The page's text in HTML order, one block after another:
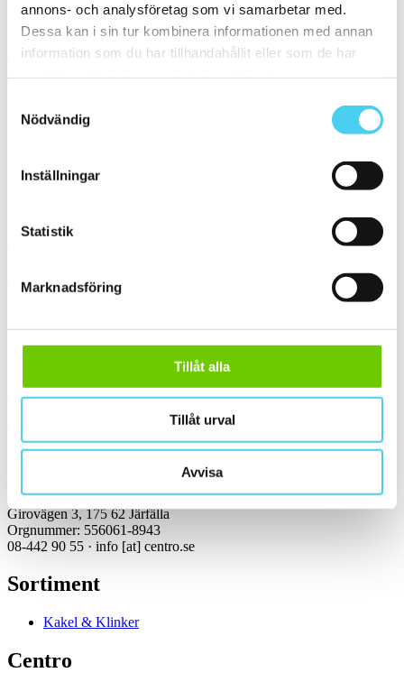
annons- och analysföretag som vi samarbetar med.
Dessa kan i sin tur kombinera informationen med annan
information som du har tillhandahållit eller som de har
Nödvändig
Inställningar
Statistik
Marknadsföring
Tillåt alla
Tillåt urval
Avvisa
Sortera
eller gör om din sökning.
Webbshop
brett utbud till riktigt bra priser.
Med över 30 år i branschen är vi experter på allt inom kakel och
Kakel & klinker
Kontakt
Kundservice Konsument
Öppettider:
Mejl:info[at]centro.se
Centro Kakel & Klinker AB
Girovägen 3, 175 62 Järfälla
Orgnummer: 556061-8943
08-442 90 55 · info [at] centro.se
Sortiment
Kakel & Klinker
Centro